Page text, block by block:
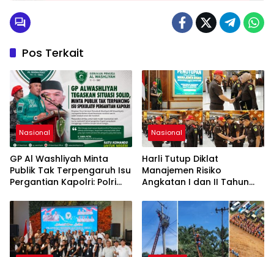
Pos Terkait
Nasional
GP Al Washliyah Minta
Publik Tak Terpengaruh Isu
Pergantian Kapolri: Polri
Nasional
Harli Tutup Diklat
Manajemen Risiko
Angkatan I dan II Tahun